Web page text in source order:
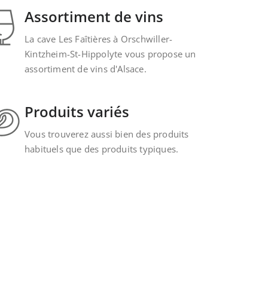
Assortiment de vins
La cave Les Faîtières à Orschwiller-
Kintzheim-St-Hippolyte vous propose un
assortiment de vins d'Alsace.
Produits variés
Vous trouverez aussi bien des produits
habituels que des produits typiques.